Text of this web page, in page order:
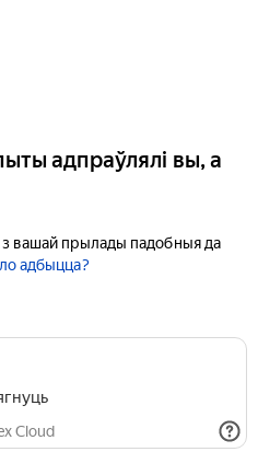
адпраўлялі вы, а
вашай прылады падобныя да
адбыцца?
Cloud